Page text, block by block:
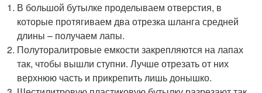
В большой бутылке проделываем отверстия, в
которые протягиваем два отрезка шланга средней
длины – получаем лапы.
Полуторалитровые емкости закрепляются на лапах
так, чтобы вышли ступни. Лучше отрезать от них
верхнюю часть и прикрепить лишь донышко.